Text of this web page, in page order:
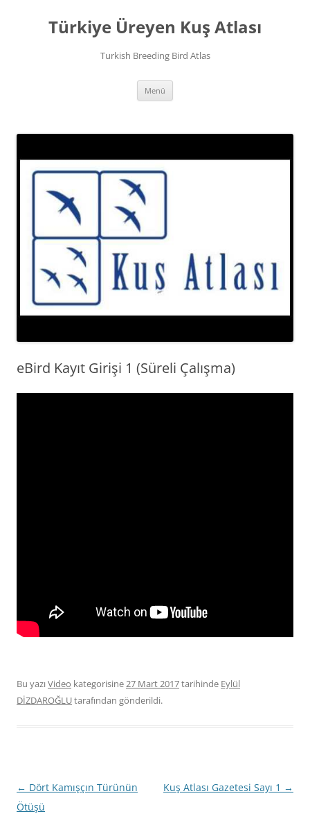
Türkiye Üreyen Kuş Atlası
Turkish Breeding Bird Atlas
Menü
eBird Kayıt Girişi 1 (Süreli Çalışma)
Bu yazıVideo kategorisine27 Mart 2017tarihinde Eylül
DİZDAROĞLUtarafından gönderildi.
Yazı
dolaşımı
← Dört Kamışçın Türünün
Ötüşü
Kuş Atlası Gazetesi Sayı 1 →